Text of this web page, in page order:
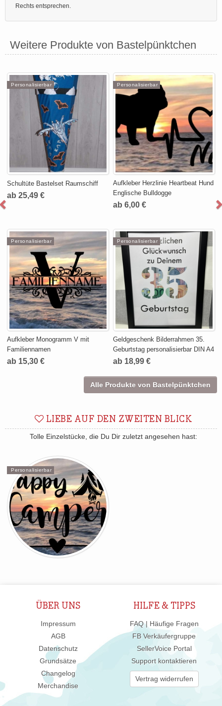
Rechts entsprechen.
Weitere Produkte von Bastelpünktchen
Personalisierbar
Schultüte Bastelset Raumschiff
ab 25,49 €
Personalisierbar
Aufkleber Herzlinie Heartbeat Hund
Englische Bulldogge
ab 6,00 €
Personalisierbar
Aufkleber Monogramm V mit
Familiennamen
ab 15,30 €
Personalisierbar
Geldgeschenk Bilderrahmen 35.
Geburtstag personalisierbar DIN A4
ab 18,99 €
Alle Produkte von Bastelpünktchen
LIEBE AUF DEN ZWEITEN BLICK
Tolle Einzelstücke, die Du Dir zuletzt angesehen hast:
Personalisierbar
ÜBER UNS
Impressum
AGB
Datenschutz
Grundsätze
Changelog
Merchandise
HILFE & TIPPS
FAQ | Häufige Fragen
FB Verkäufergruppe
SellerVoice Portal
Support kontaktieren
Vertrag widerrufen